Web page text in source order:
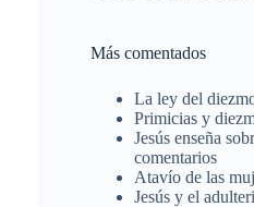
Más comentados
La ley del
Primicias y
Jesús enseña
comentarios
Atavío de las
Jesús y el